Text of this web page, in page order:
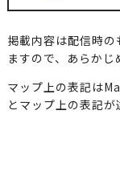
掲載内容は配信時
ますので、あらかじ
マップ上の表記は
とマップ上の表記が